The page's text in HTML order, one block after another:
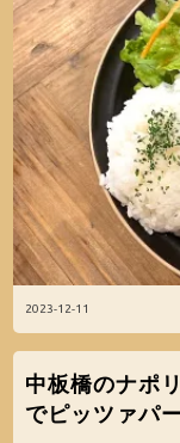
2023-12-11
中板橋のナポ
でピッツァパ